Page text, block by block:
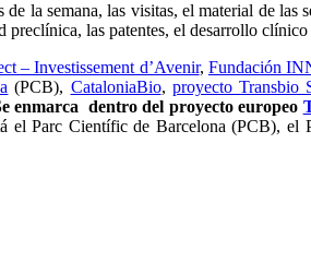
la semana, las visitas, el material de
las patentes, el desarrollo clínico
– Investissement d’Avenir, Fundación
(PCB), CataloniaBio, proyecto Transbio
enmarca dentro del proyecto europeo
el Parc Científic de Barcelona (PCB),